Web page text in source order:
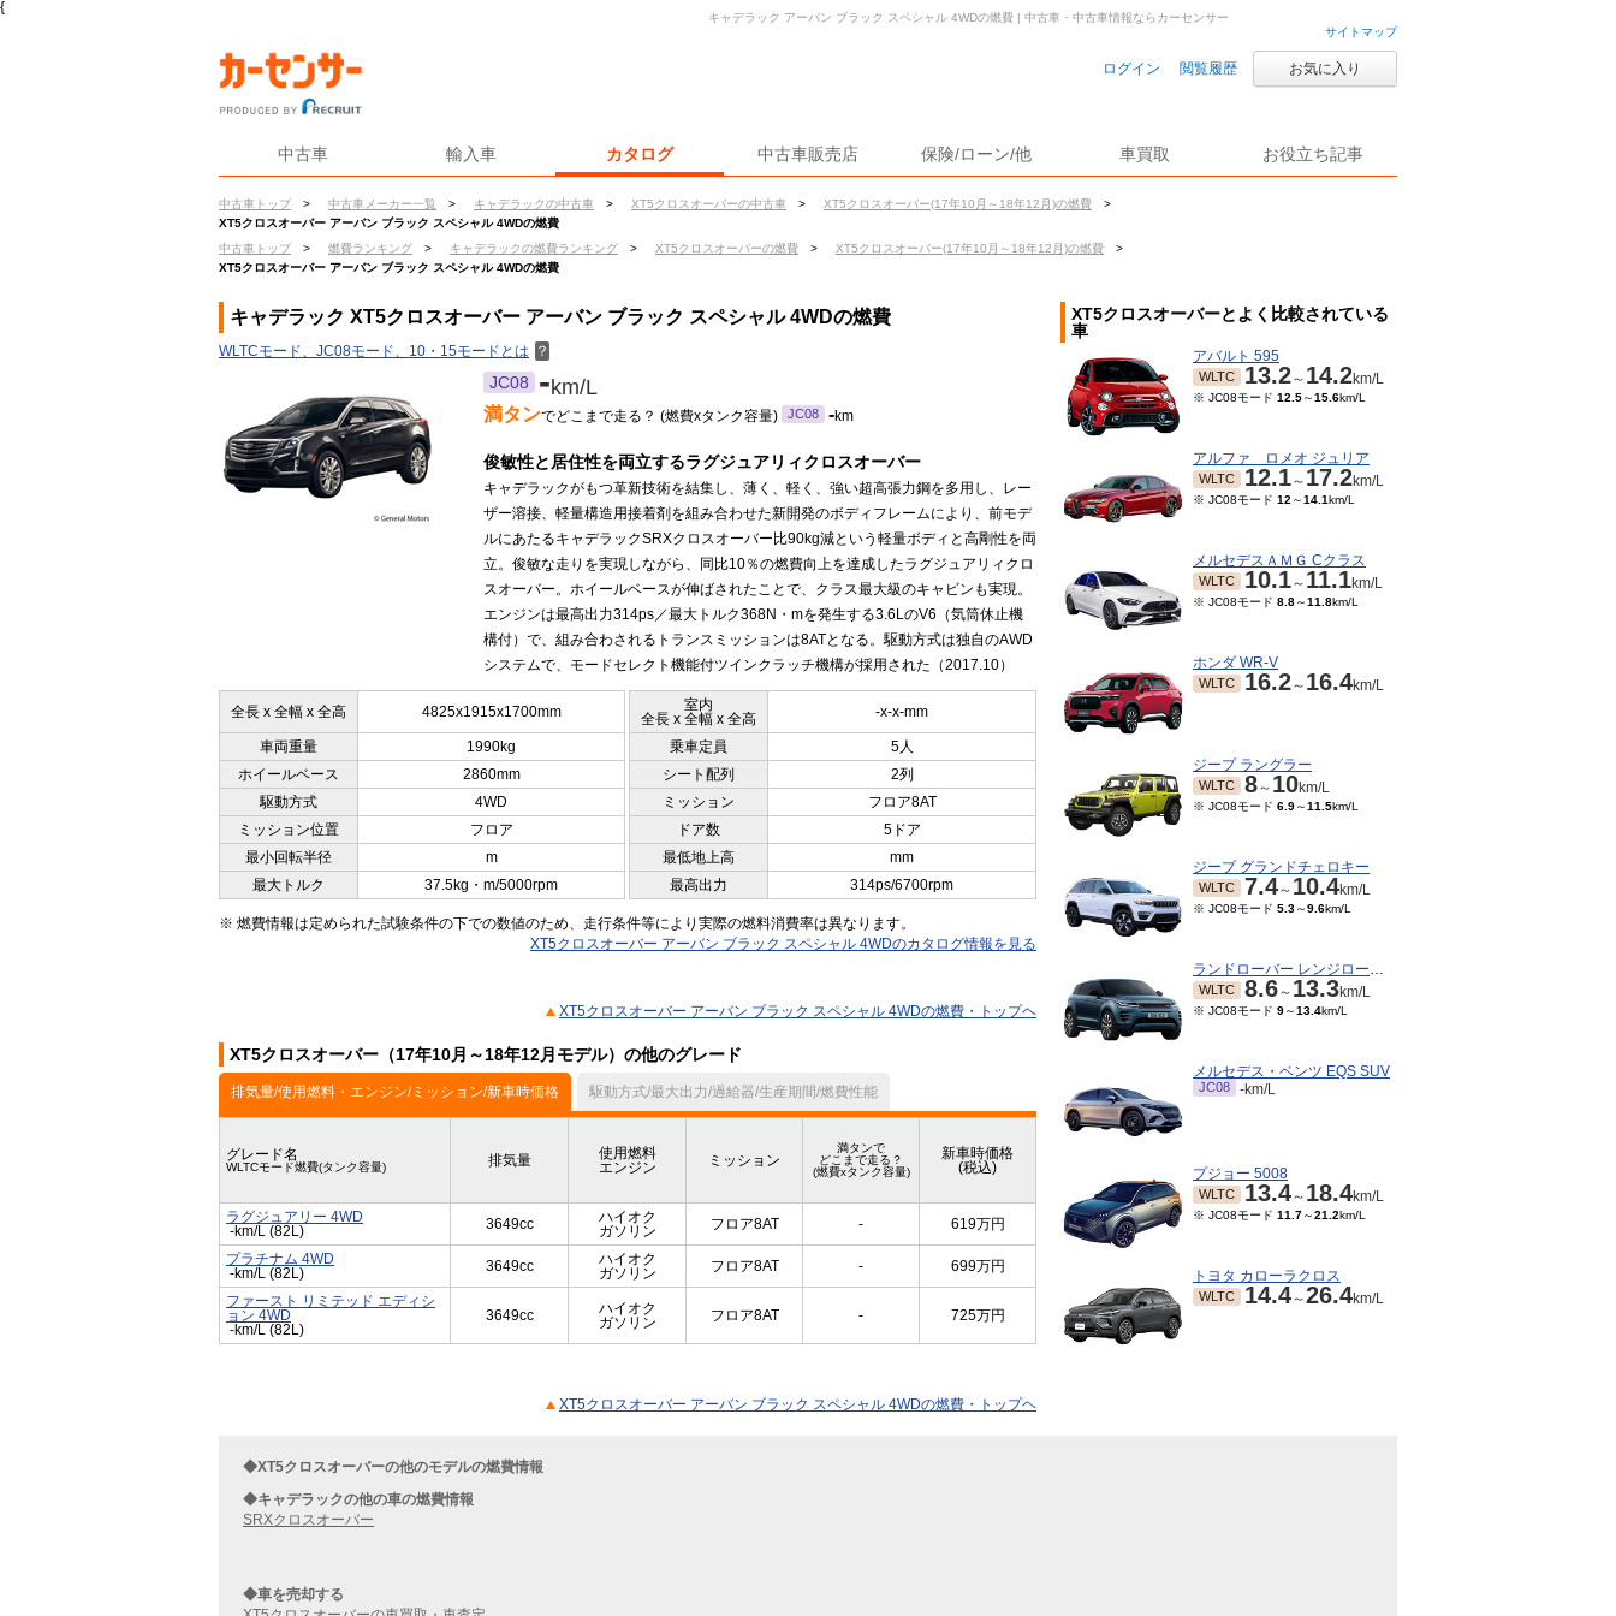
{
サイトマップ
ログイン 閲覧履歴 お気に入り
中古車 輸入車 カタログ 中古車販売店 保険/ローン/他 車買取 お役立ち記事
中古車トップ > 中古車メーカー一覧 > キャデラックの中古車 > XT5クロスオーバーの中古車 > XT5クロスオーバー(17年10月～18年12月)の燃費
>
XT5クロスオーバー アーバン ブラック スペシャル 4WDの燃費
中古車トップ
> 燃費ランキング > キャデラックの燃費ランキング > XT5クロスオーバーの燃費 > XT5クロスオーバー(17年10月～18年12月)の燃費
>
XT5クロスオーバー アーバン ブラック スペシャル 4WDの燃費
キャデラック アーバン ブラック スペシャル 4WDの燃費 | 中古車・中古車情報ならカーセンサー
キャデラック XT5クロスオーバー アーバン ブラック スペシャル 4WDの燃費
WLTCモード、JC08モード、10・15モードとは ？
JC08 -km/L
満タンでどこまで走る？ (燃費xタンク容量) JC08 -km
俊敏性と居住性を両立するラグジュアリィクロスオーバー
キャデラックがもつ革新技術を結集し、薄く、軽く、強い超高張力鋼を多用し、レー
ザー溶接、軽量構造用接着剤を組み合わせた新開発のボディフレームにより、前モデ
ルにあたるキャデラックSRXクロスオーバー比90kg減という軽量ボディと高剛性を両
立。俊敏な走りを実現しながら、同比10％の燃費向上を達成したラグジュアリィクロ
スオーバー。ホイールベースが伸ばされたことで、クラス最大級のキャビンも実現。
エンジンは最高出力314ps／最大トルク368N・mを発生する3.6LのV6（気筒休止機
構付）で、組み合わされるトランスミッションは8ATとなる。駆動方式は独自のAWD
システムで、モードセレクト機能付ツインクラッチ機構が採用された（2017.10）
全長 x 全幅 x 全高 4825x1915x1700mm
室内
全長 x 全幅 x 全高
-x-x-mm
車両重量 1990kg 乗車定員
5人
ホイールベース
2860mm シート配列
2列
駆動方式
4WD ミッション
フロア8AT
ミッション位置
フロア ドア数
5ドア
最小回転半径
m 最低地上高
mm
最大トルク
37.5kg・m/5000rpm 最高出力 314ps/6700rpm
※ 燃費情報は定められた試験条件の下での数値のため、走行条件等により実際の燃料消費率は異なります。
XT5クロスオーバー アーバン ブラック スペシャル 4WDのカタログ情報を見る
XT5クロスオーバー アーバン ブラック スペシャル 4WDの燃費・トップヘ
XT5クロスオーバー（17年10月～18年12月モデル）の他のグレード
排気量/使用燃料・エンジン/ミッション/新車時価格 駆動方式/最大出力/過給器/生産期間/燃費性能
グレード名
WLTCモード燃費(タンク容量) 排気量
使用燃料
エンジン
ミッション
満タンで
どこまで走る？
(燃費xタンク容量)
新車時価格
(税込)
ラグジュアリー 4WD
-km/L (82L)
3649cc
ハイオク
ガソリン
フロア8AT - 619万円
プラチナム 4WD
-km/L (82L)
3649cc
ハイオク
ガソリン
フロア8AT - 699万円
ファースト リミテッド エディシ
ョン 4WD
-km/L (82L)
3649cc
ハイオク
ガソリン
フロア8AT - 725万円
XT5クロスオーバー アーバン ブラック スペシャル 4WDの燃費・トップヘ
XT5クロスオーバーとよく比較されている
車
アバルト 595
WLTC 13.2～ 14.2km/L
※ JC08モード 12.5～15.6km/L
アルファ ロメオ ジュリア
WLTC 12.1～ 17.2km/L
※ JC08モード 12 ～14.1km/L
メルセデスＡＭＧ Cクラス
WLTC 10.1～ 11.1km/L
※ JC08モード 8.8～11.8km/L
ホンダ WR-V
WLTC 16.2～ 16.4km/L
ジープ ラングラー
WLTC 8～ 10km/L
※ JC08モード 6.9～11.5km/L
ジープ グランドチェロキー
WLTC 7.4～ 10.4km/L
※ JC08モード 5.3～9.6km/L
ランドローバー レンジローバーイヴォーク
WLTC 8.6～ 13.3km/L
※ JC08モード 9～13.4km/L
メルセデス・ベンツ EQS SUV
JC08 -km/L
プジョー 5008
WLTC 13.4～ 18.4km/L
※ JC08モード 11.7～21.2km/L
トヨタ カローラクロス
WLTC 14.4～26.4km/L
◆XT5クロスオーバーの他のモデルの燃費情報
◆キャデラックの他の車の燃費情報
SRXクロスオーバー
◆車を売却する